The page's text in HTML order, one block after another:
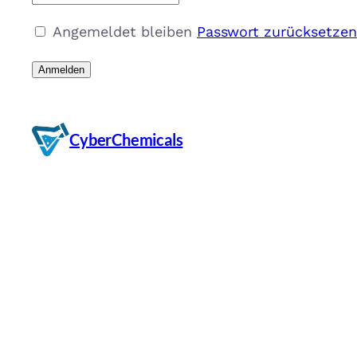
Angemeldet bleiben Passwort zurücksetzen
CyberChemicals